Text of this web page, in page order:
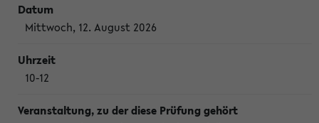
Mittwoch, 12. August 2026
10-12